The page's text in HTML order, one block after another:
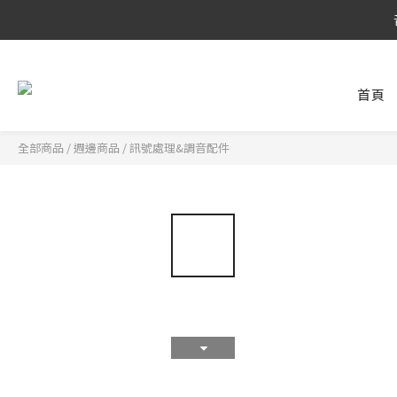
8/6 ~ 8/9
首頁
全部商品 /週邊商品 /訊號處理&調音配件